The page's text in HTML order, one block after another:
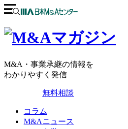
M&A・事業承継の情報を
わかりやすく発信
無料相談
コラム
M&Aニュース